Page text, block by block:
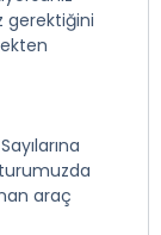
gerektiğini
turumuzda
araç